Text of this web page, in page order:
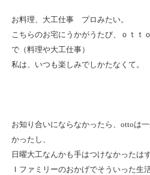
お料理、大工仕事 プロみたい。
こちらのお宅にうかがうたび、ｏｔｔ
で（料理や大工仕事）
私は、いつも楽しみでしかたなくて。
お知り合いにならなかったら、ottoは
かったし、
日曜大工なんかも手はつけなかったはず
Ｉファミリーのおかげでそういった生